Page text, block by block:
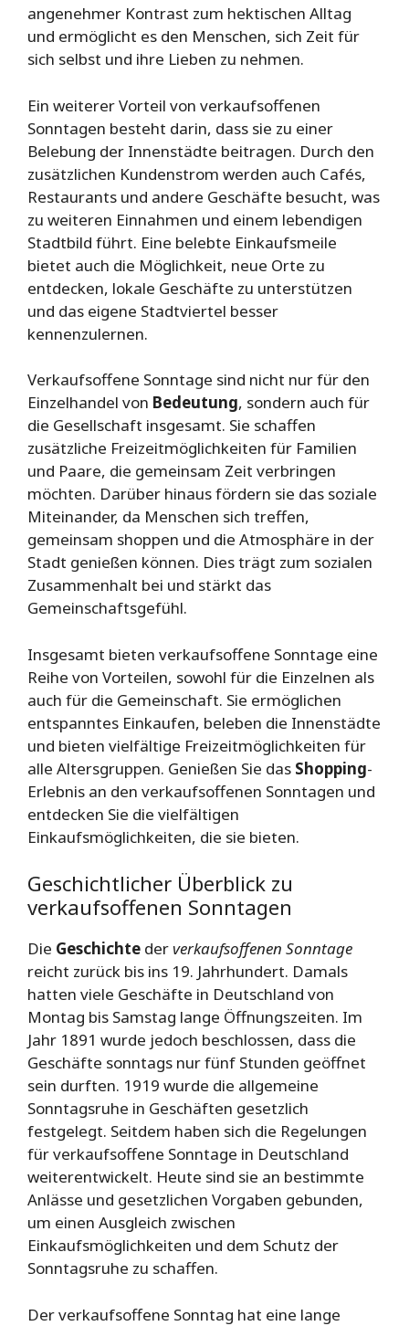
angenehmer Kontrast zum hektischen Alltag
und ermöglicht es den Menschen, sich Zeit für
sich selbst und ihre Lieben zu nehmen.
Ein weiterer Vorteil von verkaufsoffenen
Sonntagen besteht darin, dass sie zu einer
Belebung der Innenstädte beitragen. Durch den
zusätzlichen Kundenstrom werden auch Cafés,
Restaurants und andere Geschäfte besucht, was
zu weiteren Einnahmen und einem lebendigen
Stadtbild führt. Eine belebte Einkaufsmeile
bietet auch die Möglichkeit, neue Orte zu
entdecken, lokale Geschäfte zu unterstützen
und das eigene Stadtviertel besser
kennenzulernen.
Verkaufsoffene Sonntage sind nicht nur für den
Einzelhandel von Bedeutung, sondern auch für
die Gesellschaft insgesamt. Sie schaffen
zusätzliche Freizeitmöglichkeiten für Familien
und Paare, die gemeinsam Zeit verbringen
möchten. Darüber hinaus fördern sie das soziale
Miteinander, da Menschen sich treffen,
gemeinsam shoppen und die Atmosphäre in der
Stadt genießen können. Dies trägt zum sozialen
Zusammenhalt bei und stärkt das
Gemeinschaftsgefühl.
Insgesamt bieten verkaufsoffene Sonntage eine
Reihe von Vorteilen, sowohl für die Einzelnen als
auch für die Gemeinschaft. Sie ermöglichen
entspanntes Einkaufen, beleben die Innenstädte
und bieten vielfältige Freizeitmöglichkeiten für
alle Altersgruppen. Genießen Sie das Shopping-
Erlebnis an den verkaufsoffenen Sonntagen und
entdecken Sie die vielfältigen
Einkaufsmöglichkeiten, die sie bieten.
Geschichtlicher Überblick zu
verkaufsoffenen Sonntagen
Die Geschichte derverkaufsoffenen Sonntage
reicht zurück bis ins 19. Jahrhundert. Damals
hatten viele Geschäfte in Deutschland von
Montag bis Samstag lange Öffnungszeiten. Im
Jahr 1891 wurde jedoch beschlossen, dass die
Geschäfte sonntags nur fünf Stunden geöffnet
sein durften. 1919 wurde die allgemeine
Sonntagsruhe in Geschäften gesetzlich
festgelegt. Seitdem haben sich die Regelungen
für verkaufsoffene Sonntage in Deutschland
weiterentwickelt. Heute sind sie an bestimmte
Anlässe und gesetzlichen Vorgaben gebunden,
um einen Ausgleich zwischen
Einkaufsmöglichkeiten und dem Schutz der
Sonntagsruhe zu schaffen.
Der verkaufsoffene Sonntag hat eine lange